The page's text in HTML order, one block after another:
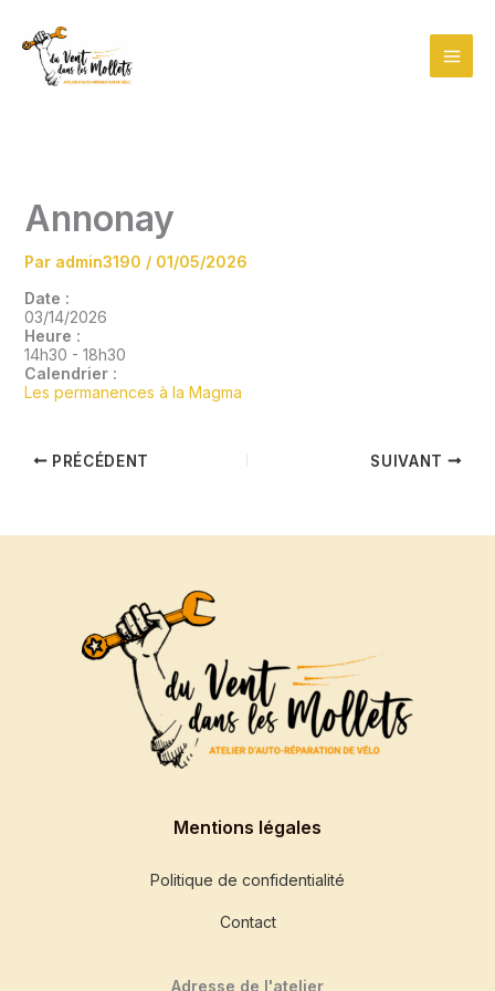
contenu
Annonay
Par admin3190 / 01/05/2026
Date :
03/14/2026
Heure :
14h30 - 18h30
Calendrier :
Les permanences à la Magma
PRÉCÉDENT SUIVANT
Mentions légales
Politique de confidentialité
Contact
Adresse de l'atelier